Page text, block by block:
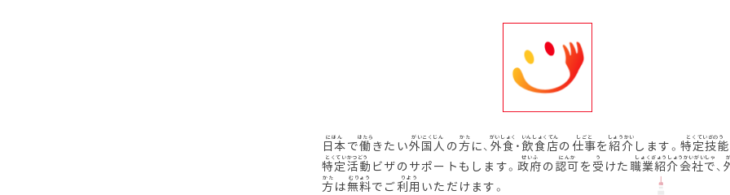
日本で働きたい外国人 の方に、 外食 ・ 飲食店の 仕事を紹介 します。 特定技能
特定活動 ビザのサポートもします。政府の 認可を受 けた 職業紹介会社で、
方は無料でご利用 いただけます。